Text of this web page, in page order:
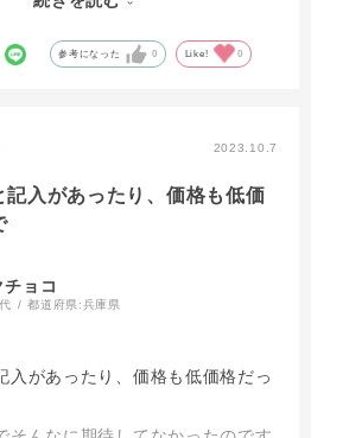
クセントがあった方がよいと思
参考になった 0 Like! 0
2023.10.7
記入があったり、価格も低価
チョコ
都道府県:兵庫県
入があったり、価格も低価格だっ